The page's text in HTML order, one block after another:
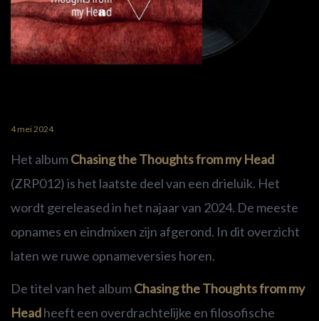
4 mei 2024
Het albumChasing the Thoughts from my Head
(ZRP012) is het laatste deel van een drieluik. Het
wordt gereleased in het najaar van 2024. De meeste
opnames en eindmixen zijn afgerond. In dit overzicht
laten we ruwe opnameversies horen.
De titel van het albumChasing the Thoughts from my
Headheeft een overdrachtelijke en filosofische